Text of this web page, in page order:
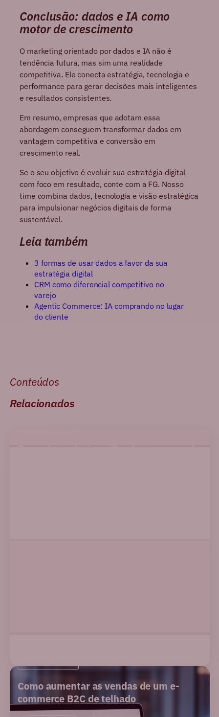
Conclusão: dados e IA como
motor de crescimento
O marketing orientado por dados e IA não é
tendência futura, mas sim uma realidade
competitiva. Ele conecta estratégia, tecnologia e
performance para gerar decisões mais inteligentes
e resultados consistentes.
Em resumo, empresas que adotam essa
abordagem conseguem transformar dados em
vantagem competitiva e conversão em
crescimento real.
Se o seu objetivo é evoluir sua estratégia digital
com foco em resultado, conte com a FG. Nosso
time combina dados, tecnologia e visão estratégica
para impulsionar negócios digitais de forma
sustentável.
Leia também
3 formas de usar dados a favor da sua
estratégia digital
CRM como diferencial competitivo no
varejo
Agentic Commerce: IA comprando no lugar
do cliente
Conteúdos
Relacionados
Como aumentar as vendas de um e-
commerce B2C de telhado